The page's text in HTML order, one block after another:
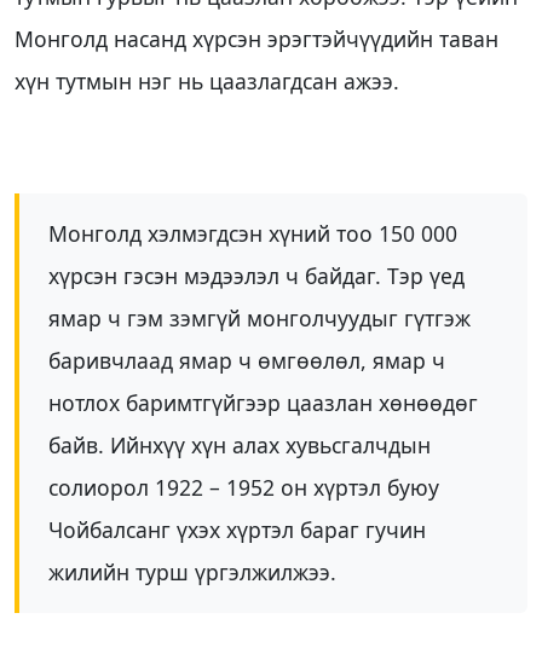
Монголд насанд хүрсэн эрэгтэйчүүдийн таван
хүн тутмын нэг нь цаазлагдсан ажээ.
Монголд хэлмэгдсэн хүний тоо 150 000
хүрсэн гэсэн мэдээлэл ч байдаг. Тэр үед
ямар ч гэм зэмгүй монголчуудыг гүтгэж
баривчлаад ямар ч өмгөөлөл, ямар ч
нотлох баримтгүйгээр цаазлан хөнөөдөг
байв. Ийнхүү хүн алах хувьсгалчдын
солиорол 1922 – 1952 он хүртэл буюу
Чойбалсанг үхэх хүртэл бараг гучин
жилийн турш үргэлжилжээ.